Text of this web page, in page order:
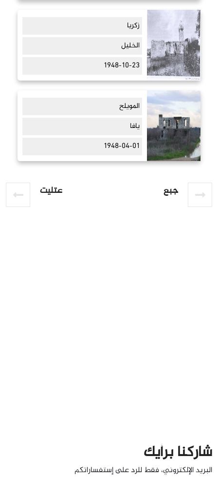
زكريا
الخليل
1948-10-23
المويلح
يافا
1948-04-01
جبع عتليت
شاركنا برأيك
البريد الإلكتروني، فقط للرد على إستفساراتكم